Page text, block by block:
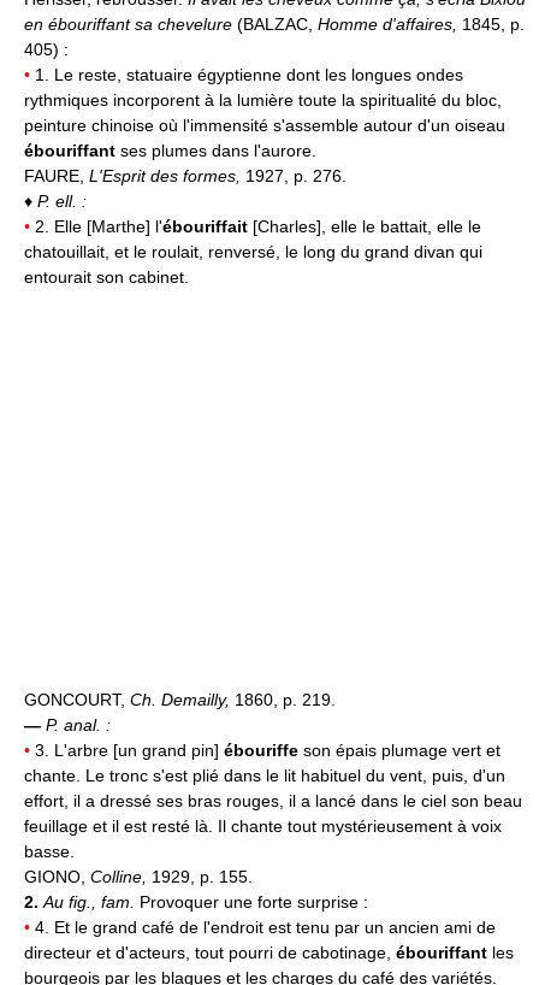
en ébouriffant sa chevelure (BALZAC, Homme d'affaires, 1845, p.
405) :
• 1. Le reste, statuaire égyptienne dont les longues ondes
rythmiques incorporent à la lumière toute la spiritualité du bloc,
peinture chinoise où l'immensité s'assemble autour d'un oiseau
ébouriffant ses plumes dans l'aurore.
FAURE, L'Esprit des formes, 1927, p. 276.
♦ P. ell. :
• 2. Elle [Marthe] l'ébouriffait [Charles], elle le battait, elle le
chatouillait, et le roulait, renversé, le long du grand divan qui
entourait son cabinet.
GONCOURT, Ch. Demailly, 1860, p. 219.
— P. anal. :
• 3. L'arbre [un grand pin] ébouriffe son épais plumage vert et
chante. Le tronc s'est plié dans le lit habituel du vent, puis, d'un
effort, il a dressé ses bras rouges, il a lancé dans le ciel son beau
feuillage et il est resté là. Il chante tout mystérieusement à voix
basse.
GIONO, Colline, 1929, p. 155.
2. Au fig., fam. Provoquer une forte surprise :
• 4. Et le grand café de l'endroit est tenu par un ancien ami de
directeur et d'acteurs, tout pourri de cabotinage, ébouriffant les
bourgeois par les blagues et les charges du café des variétés.